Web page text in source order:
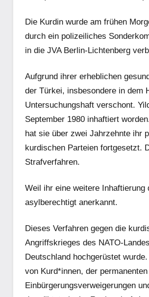
Die Kurdin wurde am frühen
durch ein polizeiliches
in die JVA Berlin-Lichtenberg
Aufgrund ihrer erheblichen
der Türkei, insbesondere in dem
Untersuchungshaft verschont.
September 1980 inhaftiert
hat sie über zwei Jahrzehnte ihr
kurdischen Parteien fortgesetzt.
Strafverfahren.
Weil ihr eine weitere
asylberechtigt anerkannt.
Dieses Verfahren gegen die
Angriffskrieges des NATO-
Deutschland hochgerüstet
von Kurd*innen, der
Einbürgerungsverweigerungen